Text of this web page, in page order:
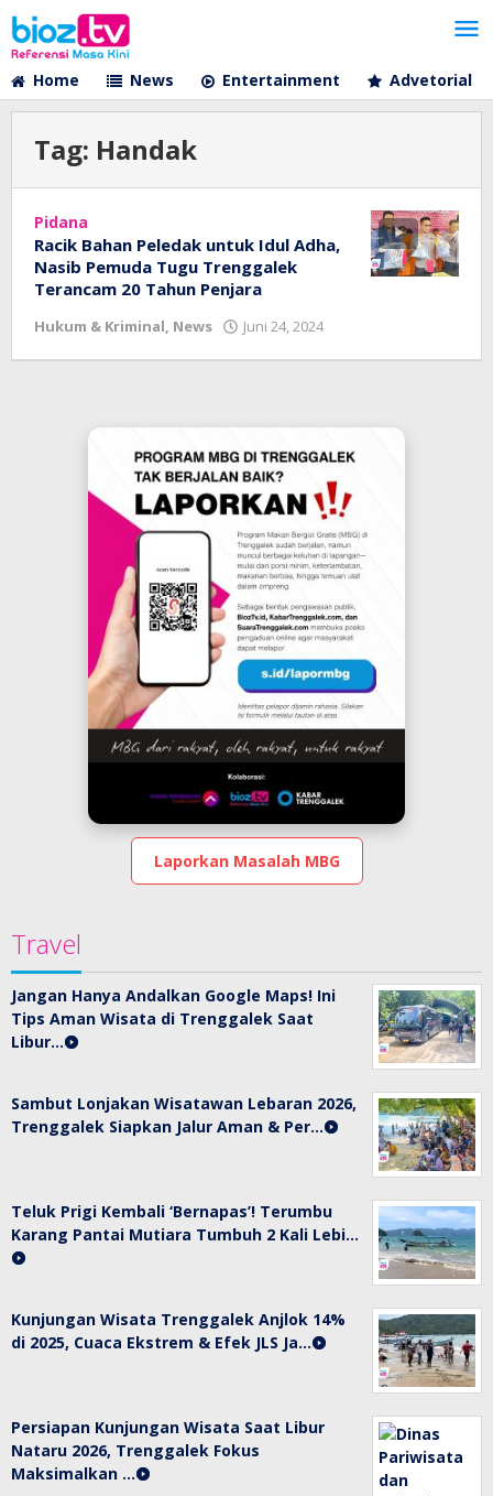
Lewati
ke
konten
Home
News Entertainment Advetorial
Tag: Handak
Pidana
Racik Bahan Peledak untuk Idul Adha,
Nasib Pemuda Tugu Trenggalek
Terancam 20 Tahun Penjara
Hukum & Kriminal, News Juni 24, 2024
tv
Laporkan Masalah MBG
Travel
Jangan Hanya Andalkan Google Maps! Ini
Tips Aman Wisata di Trenggalek Saat
Libur…
Sambut Lonjakan Wisatawan Lebaran 2026,
Trenggalek Siapkan Jalur Aman & Per…
Teluk Prigi Kembali ‘Bernapas’! Terumbu
Karang Pantai Mutiara Tumbuh 2 Kali Lebi…
Kunjungan Wisata Trenggalek Anjlok 14%
di 2025, Cuaca Ekstrem & Efek JLS Ja…
Persiapan Kunjungan Wisata Saat Libur
Nataru 2026, Trenggalek Fokus
Maksimalkan …